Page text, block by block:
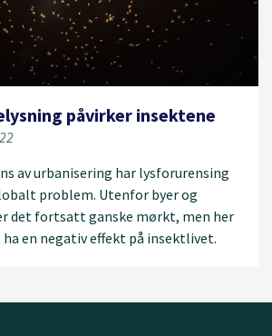
påvirker insektene
av urbanisering har lysforurensing
problem. Utenfor byer og
det fortsatt ganske mørkt, men her
ha en negativ effekt på insektlivet.